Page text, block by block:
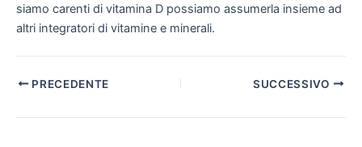
siamo carenti di vitamina D possiamo assumerla insieme ad
altri integratori di vitamine e minerali.
Navigazione
PRECEDENTE SUCCESSIVO